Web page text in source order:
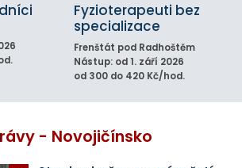
Fyzioterapeuti bez
specializace
Frenštát pod Radhoštěm
Nástup: od 1. září 2026
od 300 do 420 Kč/hod.
- Novojičínsko